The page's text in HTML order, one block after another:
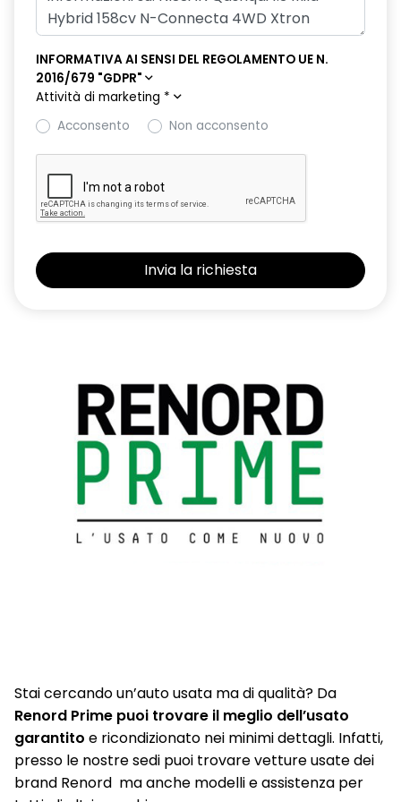
Freno di stazionamento elettronico
Hill start assist & auto hold
Illuminazione ambientale console centrale
Illuminazione bagagliaio
Android Auto
Intelligent Cruise Control
Intelligent Front Emergency Braking with Pedestrian, Cyclist &
Junction assist
Lane Departure Prevention
Lane Departure Warning
Lane side support
Luci diurne Led
Luci posteriori LED (frenata e luci posizione)
Porta bicchieri
Porte USB posteriori
Presa USB Ant.
Prese 12V (Abitacolo e Vano Bagagli)
INFORMATIVA AI SENSI DEL REGOLAMENTO UE N.
2016/679 "GDPR"
Attività di marketing *
Acconsento
Non acconsento
Stai cercando un’auto usata ma di qualità? Da
Renord Prime puoi trovare il meglio dell’usato
garantito e ricondizionato nei minimi dettagli. Infatti,
presso le nostre sedi puoi trovare vetture usate dei
brand Renord ma anche modelli e assistenza per